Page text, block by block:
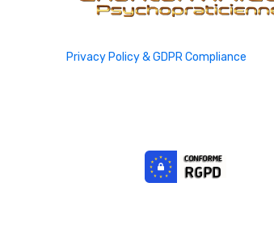
Privacy Policy & GDPR Compliance